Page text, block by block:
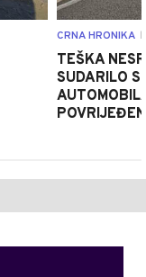
CRNA HRONIKA
TEŠKA
SUDARILO